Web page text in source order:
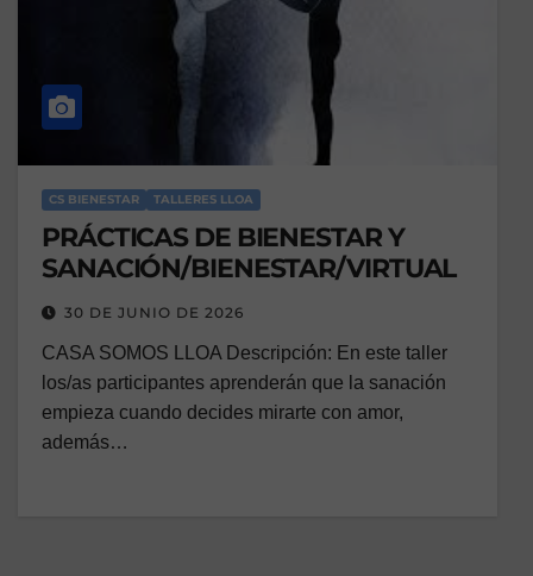
CS BIENESTAR TALLERES LLOA
PRÁCTICAS DE BIENESTAR Y
SANACIÓN/BIENESTAR/VIRTUAL
30 DE JUNIO DE 2026
CASA SOMOS LLOA Descripción: En este taller
los/as participantes aprenderán que la sanación
empieza cuando decides mirarte con amor,
además…